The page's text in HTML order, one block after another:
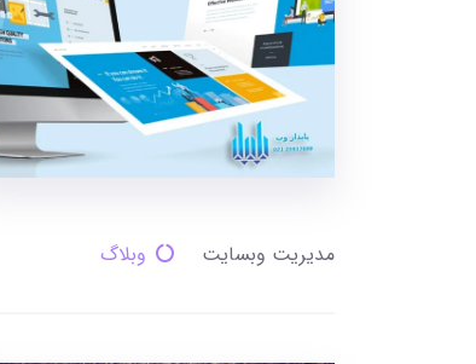
مدیریت وبسایت وبلاگ